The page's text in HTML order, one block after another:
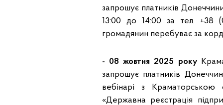
запрошує платників
13:00 до 14:00 за тел. +38
громадянин перебуває за
- 08 жовтня 2025 року
запрошує платників
вебінарі з Краматорською
«Державна реєстрація